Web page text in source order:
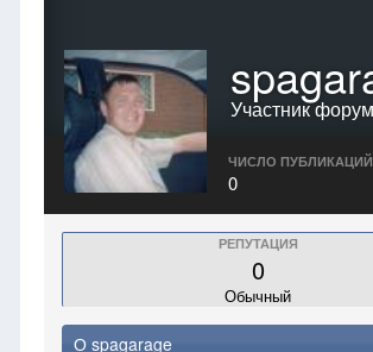
Участник
ЧИСЛО ПУБЛИКАЦИЙ
0
РЕПУТАЦИЯ
0
Обычный
О spagarage